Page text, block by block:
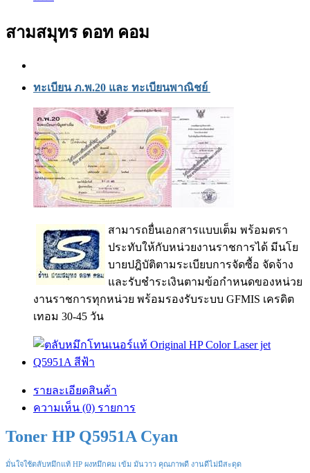
สามสมุทร ดอท คอม
ทะเบียน ภ.พ.20 และ ทะเบียนพาณิชย์
สามารถยื่นเอกสารแบบเต็ม พร้อมตรา
ประทับให้กับหน่วยงานราชการได้ มีนโย
บายปฎิบัติตามระเบียบการจัดซื้อ จัดจ้าง
และรับชำระเงินตามข้อกำหนดของหน่วย
งานราชการทุกหน่วย พร้อมรองรับระบบ GFMIS เครดิต
เทอม 30-45 วัน
รายละเอียดสินค้า
ความเห็น (0) รายการ
Toner HP Q5951A Cyan
มั่นใจใช้ตลับหมึกแท้ HP ผงหมึกคม เข้ม มันวาว คุณภาพดี งานดีไม่มีสะดุด